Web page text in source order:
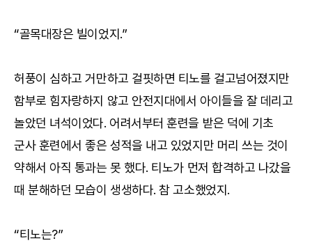
“골목대장은 빌이었지.”
허풍이 심하고 거만하고 걸핏하면 티노를 걸고넘어졌지만
함부로 힘자랑하지 않고 안전지대에서 아이들을 잘 데리고
놀았던 녀석이었다. 어려서부터 훈련을 받은 덕에 기초
군사 훈련에서 좋은 성적을 내고 있었지만 머리 쓰는 것이
약해서 아직 통과는 못 했다. 티노가 먼저 합격하고 나갔을
때 분해하던 모습이 생생하다. 참 고소했었지.
“티노는?”